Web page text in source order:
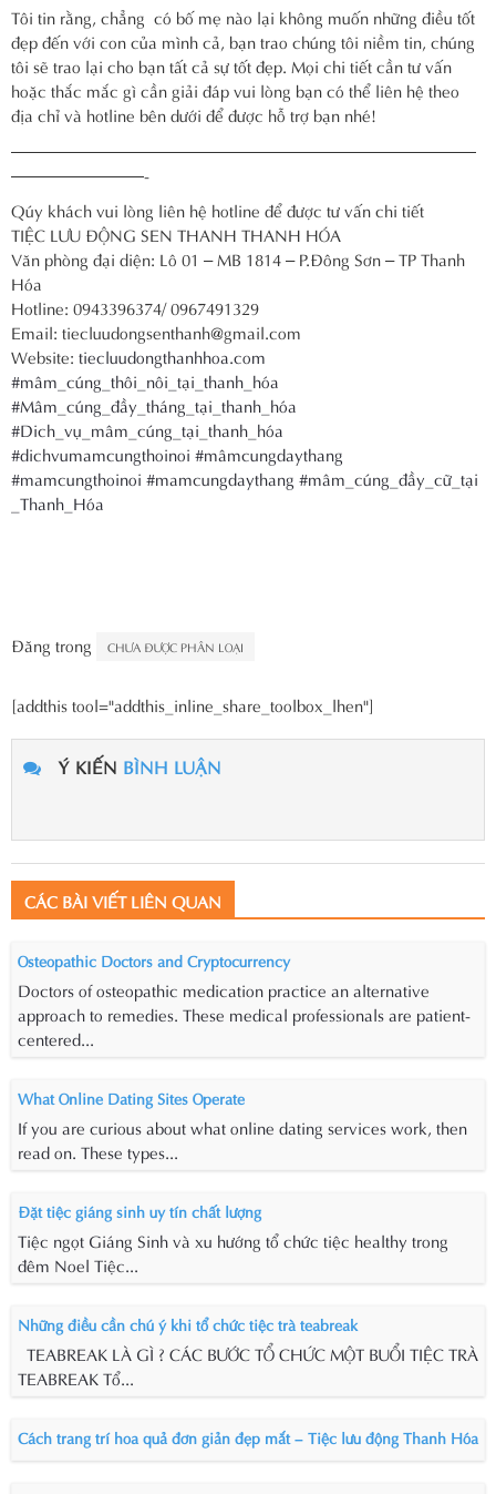
Tôi tin rằng, chẳng có bố mẹ nào lại không muốn những điều tốt
đẹp đến với con của mình cả, bạn trao chúng tôi niềm tin, chúng
tôi sẽ trao lại cho bạn tất cả sự tốt đẹp. Mọi chi tiết cần tư vấn
hoặc thắc mắc gì cần giải đáp vui lòng bạn có thể liên hệ theo
địa chỉ và hotline bên dưới để được hỗ trợ bạn nhé!
————————————————————————————
————————-
Qúy khách vui lòng liên hệ hotline để được tư vấn chi tiết
TIỆC LƯU ĐỘNG SEN THANH THANH HÓA
Văn phòng đại diện: Lô 01 – MB 1814 – P.Đông Sơn – TP Thanh
Hóa
Hotline: 0943396374/ 0967491329
Email: tiecluudongsenthanh@gmail.com
Website: tiecluudongthanhhoa.com
#mâm_cúng_thôi_nôi_tại_thanh_hóa
#Mâm_cúng_đầy_tháng_tại_thanh_hóa
#Dich_vụ_mâm_cúng_tại_thanh_hóa
#dichvumamcungthoinoi #mâmcungdaythang
#mamcungthoinoi #mamcungdaythang #mâm_cúng_đầy_cữ_tại
_Thanh_Hóa
Đăng trong CHƯA ĐƯỢC PHÂN LOẠI
[addthis tool="addthis_inline_share_toolbox_lhen"]
Ý KIẾN BÌNH LUẬN
CÁC BÀI VIẾT LIÊN QUAN
Osteopathic Doctors and Cryptocurrency
Doctors of osteopathic medication practice an alternative
approach to remedies. These medical professionals are patient-
centered...
What Online Dating Sites Operate
If you are curious about what online dating services work, then
read on. These types...
Đặt tiệc giáng sinh uy tín chất lượng
Tiệc ngọt Giáng Sinh và xu hướng tổ chức tiệc healthy trong
đêm Noel Tiệc...
Những điều cần chú ý khi tổ chức tiệc trà teabreak
TEABREAK LÀ GÌ ? CÁC BƯỚC TỔ CHỨC MỘT BUỔI TIỆC TRÀ
TEABREAK Tổ...
Cách trang trí hoa quả đơn giản đẹp mắt – Tiệc lưu động Thanh Hóa